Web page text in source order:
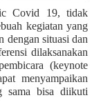
Covid 19, tidak
kegiatan yang
dengan situasi dan
dilaksanakan
(keynote
menyampaikan
sama bisa diikuti